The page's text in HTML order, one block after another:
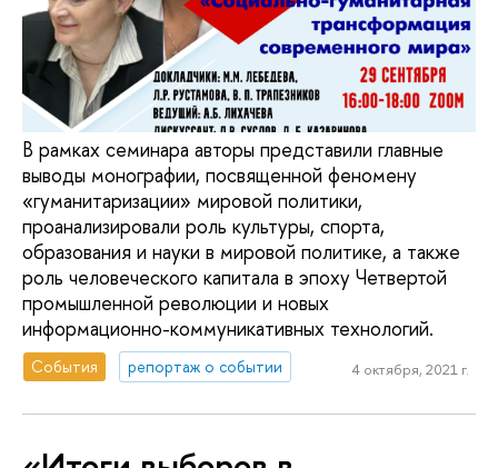
В рамках семинара авторы представили главные
выводы монографии, посвященной феномену
«гуманитаризации» мировой политики,
проанализировали роль культуры, спорта,
образования и науки в мировой политике, а также
роль человеческого капитала в эпоху Четвертой
промышленной революции и новых
информационно-коммуникативных технологий.
События репортаж о событии 4 октября, 2021 г.